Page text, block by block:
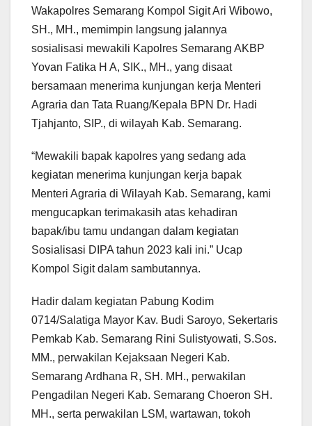
Wakapolres Semarang Kompol Sigit Ari Wibowo,
SH., MH., memimpin langsung jalannya
sosialisasi mewakili Kapolres Semarang AKBP
Yovan Fatika H A, SIK., MH., yang disaat
bersamaan menerima kunjungan kerja Menteri
Agraria dan Tata Ruang/Kepala BPN Dr. Hadi
Tjahjanto, SIP., di wilayah Kab. Semarang.
“Mewakili bapak kapolres yang sedang ada
kegiatan menerima kunjungan kerja bapak
Menteri Agraria di Wilayah Kab. Semarang, kami
mengucapkan terimakasih atas kehadiran
bapak/ibu tamu undangan dalam kegiatan
Sosialisasi DIPA tahun 2023 kali ini.” Ucap
Kompol Sigit dalam sambutannya.
Hadir dalam kegiatan Pabung Kodim
0714/Salatiga Mayor Kav. Budi Saroyo, Sekertaris
Pemkab Kab. Semarang Rini Sulistyowati, S.Sos.
MM., perwakilan Kejaksaan Negeri Kab.
Semarang Ardhana R, SH. MH., perwakilan
Pengadilan Negeri Kab. Semarang Choeron SH.
MH., serta perwakilan LSM, wartawan, tokoh